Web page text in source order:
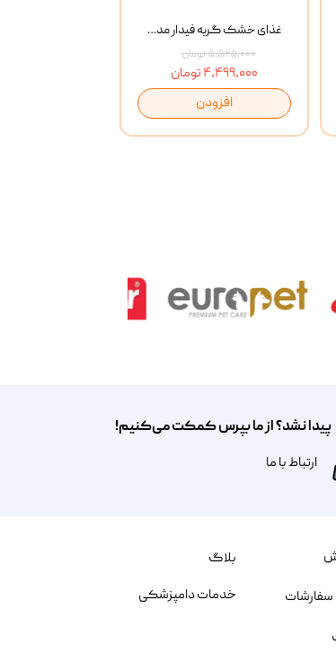
غذای خشک گربه فیدار مدل Adult وزن 10 کیلوگرم
۵,۵۲۵,۰۰۰ تومان
۴,۴۹۹,۰۰۰ تومان
افزودن
پیدا نشد؟ از ما بپرس کمکت می‌کنیم!
​​​ارتباط با ما
سفارشات
بلاگ
خدمات دامپزشکی